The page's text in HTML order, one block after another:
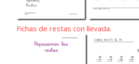
Fichas de restas con llevada.